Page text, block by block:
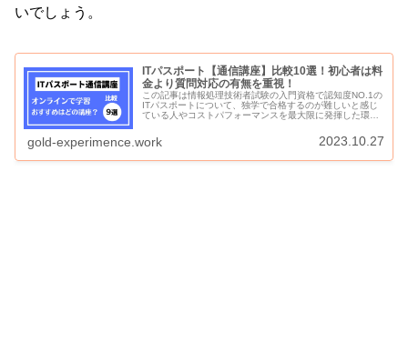
いでしょう。
ITパスポート【通信講座】比較10選！初心者は料
金より質問対応の有無を重視！
この記事は情報処理技術者試験の入門資格で認知度NO.1の
ITパスポートについて、独学で合格するのが難しいと感じ
ている人やコストパフォーマンスを最大限に発揮した環境
も受講できるITパスポート...
gold-experimence.work 2023.10.27